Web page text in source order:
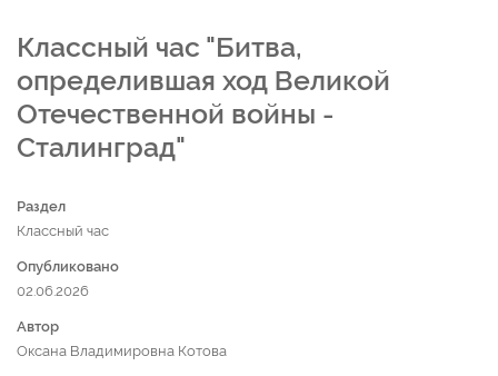
Классный час "Битва,
определившая ход Великой
Отечественной войны -
Сталинград"
Раздел
Классный час
Опубликовано
02.06.2026
Автор
Оксана Владимировна Котова